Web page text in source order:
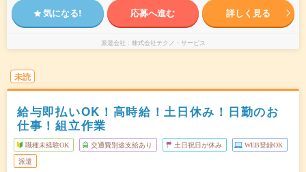
気になる! 応募へ進む 詳しく見る
派遣会社 株式会社テクノ・サービス
未読
給与即払いOK！高時給！土日休み！日勤のお
仕事！組立作業
職種未経験OK 交通費別途支給あり 土日祝日が休み WEB登録OK
派遣